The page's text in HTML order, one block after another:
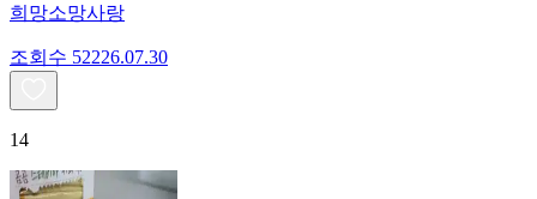
희망소망사랑
조회수 52226.07.30
14